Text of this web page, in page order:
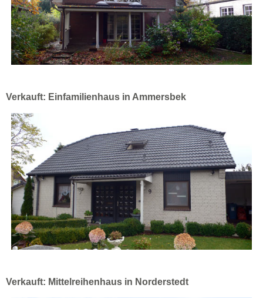
Verkauft: Einfamilienhaus in Ammersbek
Verkauft: Mittelreihenhaus in Norderstedt